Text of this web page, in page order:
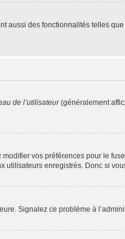
des fonctionnalités telles
de l’utilisateur(généralement
vos préférences pour le
enregistrés. Donc si
Signalez ce problème à